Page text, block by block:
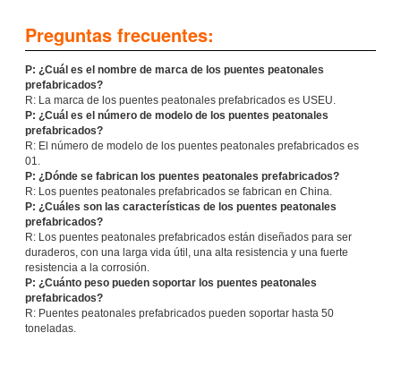
Preguntas frecuentes:
P: ¿Cuál es el nombre de marca de los puentes peatonales
prefabricados?
R: La marca de los puentes peatonales prefabricados es USEU.
P: ¿Cuál es el número de modelo de los puentes peatonales
prefabricados?
R: El número de modelo de los puentes peatonales prefabricados es
01.
P: ¿Dónde se fabrican los puentes peatonales prefabricados?
R: Los puentes peatonales prefabricados se fabrican en China.
P: ¿Cuáles son las características de los puentes peatonales
prefabricados?
R: Los puentes peatonales prefabricados están diseñados para ser
duraderos, con una larga vida útil, una alta resistencia y una fuerte
resistencia a la corrosión.
P: ¿Cuánto peso pueden soportar los puentes peatonales
prefabricados?
R: Puentes peatonales prefabricados pueden soportar hasta 50
toneladas.